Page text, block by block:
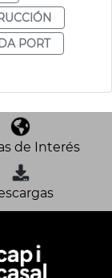
PORT
de Interés